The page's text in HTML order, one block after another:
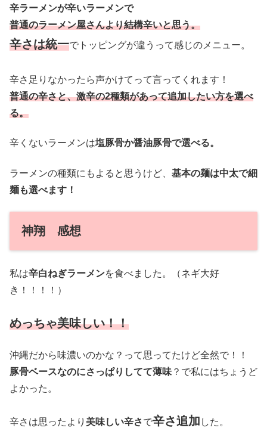
辛ラーメンが辛いラーメンで
普通のラーメン屋さんより結構辛いと思う。
辛さは統一でトッピングが違うって感じのメニュー。
辛さ足りなかったら声かけてって言ってくれます！
普通の辛さと、激辛の2種類があって追加したい方を選べ
る。
辛くないラーメンは塩豚骨か醤油豚骨で選べる。
ラーメンの種類にもよると思うけど、 基本の麺は中太で細
麺も選べます！
神翔 感想
私は辛白ねぎラーメンを食べました。（ネギ大好
き！！！！）
めっちゃ美味しい！！
沖縄だから味濃いのかな？って思ってたけど全然で！！
豚骨ベースなのにさっぱりしてて薄味 ？で私にはちょうど
よかった。
辛さは思ったより 美味しい辛さで辛さ追加 した。